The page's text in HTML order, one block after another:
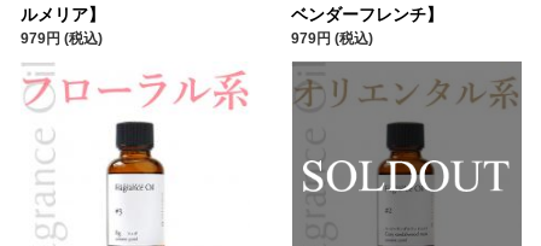
ルメリア】
979円 (税込)
ベンダーフレンチ】
979円 (税込)